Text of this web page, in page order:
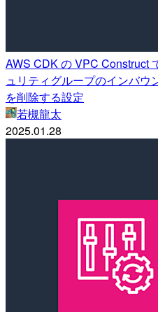
AWS CDK の VPC Construct
ュリティグループのインバウ
を削除する設定
若槻龍太
2025.01.28